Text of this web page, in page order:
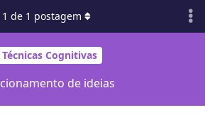
Técnicas Cognitivas
de ideias
1 de 1 postagem